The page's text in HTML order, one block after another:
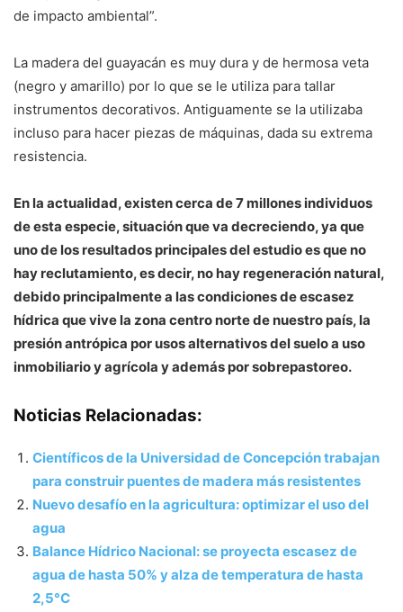
de impacto ambiental”.
La madera del guayacán es muy dura y de hermosa veta
(negro y amarillo) por lo que se le utiliza para tallar
instrumentos decorativos. Antiguamente se la utilizaba
incluso para hacer piezas de máquinas, dada su extrema
resistencia.
En la actualidad, existen cerca de 7 millones individuos
de esta especie, situación que va decreciendo, ya que
uno de los resultados principales del estudio es que no
hay reclutamiento, es decir, no hay regeneración natural,
debido principalmente a las condiciones de escasez
hídrica que vive la zona centro norte de nuestro país, la
presión antrópica por usos alternativos del suelo a uso
inmobiliario y agrícola y además por sobrepastoreo.
Noticias Relacionadas:
Científicos de la Universidad de Concepción trabajan
para construir puentes de madera más resistentes
Nuevo desafío en la agricultura: optimizar el uso del
agua
Balance Hídrico Nacional: se proyecta escasez de
agua de hasta 50% y alza de temperatura de hasta
2,5°C